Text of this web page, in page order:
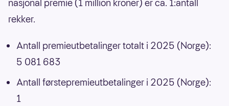
nasjonal premie (1 million kroner) er ca. 1:antall
rekker.
Antall premieutbetalinger totalt i 2025 (Norge):
5 081 683
Antall førstepremieutbetalinger i 2025 (Norge):
1